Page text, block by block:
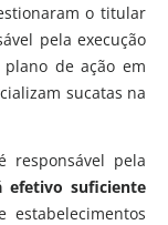
o titular
pela execução
de ação em
sucatas na
responsável pela
efetivo suficiente
estabelecimentos